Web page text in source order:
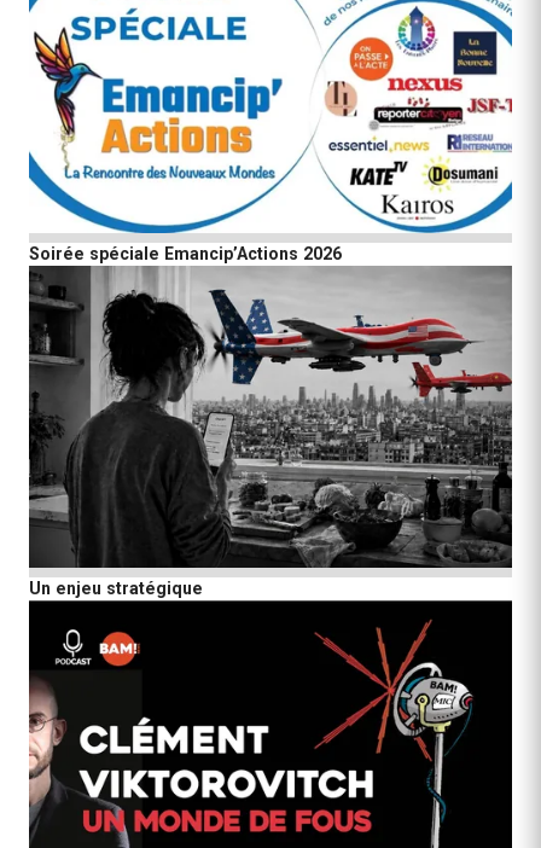
Soirée spéciale Emancip’Actions 2026
Un enjeu stratégique